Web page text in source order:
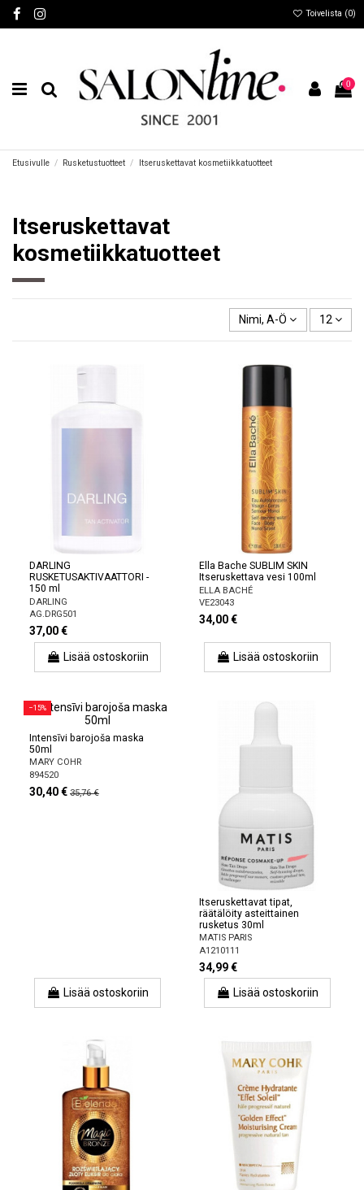
Toivelista (0)
0
Etusivulle Rusketustuotteet Itseruskettavat kosmetiikkatuotteet
Itseruskettavat
kosmetiikkatuotteet
Nimi, A-Ö 12
DARLING
RUSKETUSAKTIVAATTORI -
150 ml
DARLING
AG.DRG501
37,00 €
Lisää ostoskoriin
Ella Bache SUBLIM SKIN
Itseruskettava vesi 100ml
ELLA BACHÉ
VE23043
34,00 €
Lisää ostoskoriin
−15%
Intensīvi barojoša maska
50ml
MARY COHR
894520
30,40 € 35,76 €
Lisää ostoskoriin
Itseruskettavat tipat,
räätälöity asteittainen
rusketus 30ml
MATIS PARIS
A1210111
34,99 €
Lisää ostoskoriin